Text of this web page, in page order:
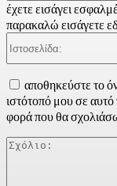
έχετε εισάγει
παρακαλώ εισάγετε
αποθηκεύστε το
ιστότοπό μου σε
φορά που θα